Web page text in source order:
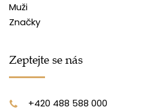
Muži
Značky
Zeptejte se nás
+420 488 588 000